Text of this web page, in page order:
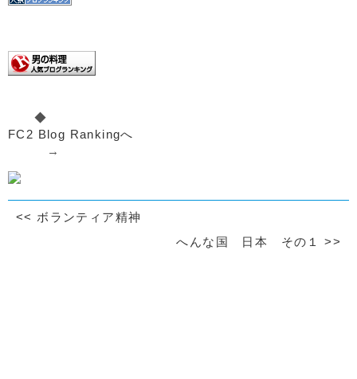
◆
FC2 Blog Rankingへ
→
<< ボランティア精神
へんな国 日本 その１>>